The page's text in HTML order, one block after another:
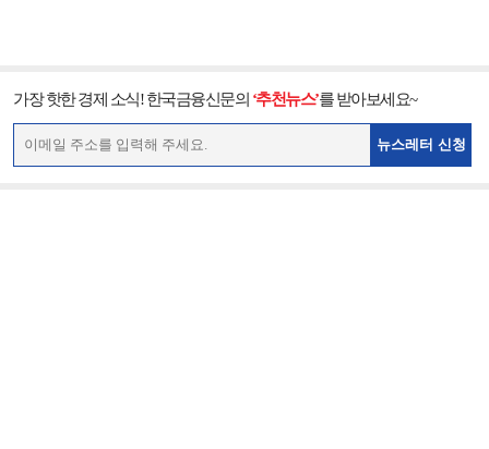
가장 핫한 경제 소식! 한국금융신문의 ‘추천뉴스’를 받아보세요~
뉴스레터 신청